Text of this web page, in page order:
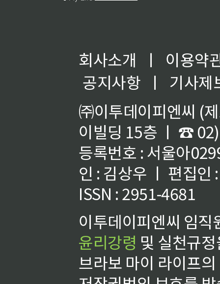
회사소개 ㅣ
이용약
공지사항
ㅣ
기사제
㈜이투데이피엔씨 (
이빌딩 15층 ㅣ ☎
등록번호 : 서울아
인 : 김상우 ㅣ 편집인
ISSN : 2951-4681
이투데이피엔씨 임
윤리강령 및 실천규
브라보 마이 라이프